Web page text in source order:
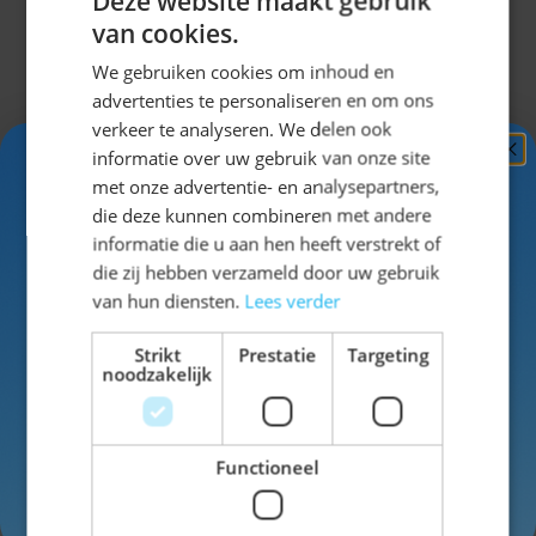
Trachtenhemd Putzbrunn Rood Geblokt
€ 19,99
van cookies.
We gebruiken cookies om inhoud en
advertenties te personaliseren en om ons
verkeer te analyseren. We delen ook
informatie over uw gebruik van onze site
met onze advertentie- en analysepartners,
die deze kunnen combineren met andere
informatie die u aan hen heeft verstrekt of
die zij hebben verzameld door uw gebruik
van hun diensten. Lees verder
Strikt
noodzakelijk
Prestatie Targeting
Functioneel
Ontvang5%
KORTING!
Schrijf je nuin voor de nieuwsbrief en ontvang toegang
tot exclusieve kortingen!
Voor- en achternaam
Inschrijven